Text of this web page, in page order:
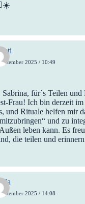
2025 / 10:49
für´s Teilen und
Frau! Ich bin derzeit
und Rituale helfen mir
und zu
leben kann. Es
die teilen und
2025 / 14:08